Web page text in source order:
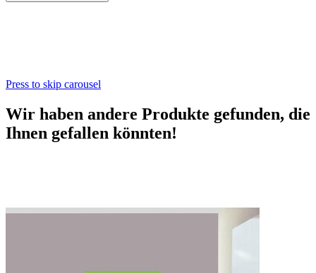
Press to skip carousel
Wir haben andere Produkte gefunden, die
Ihnen gefallen könnten!